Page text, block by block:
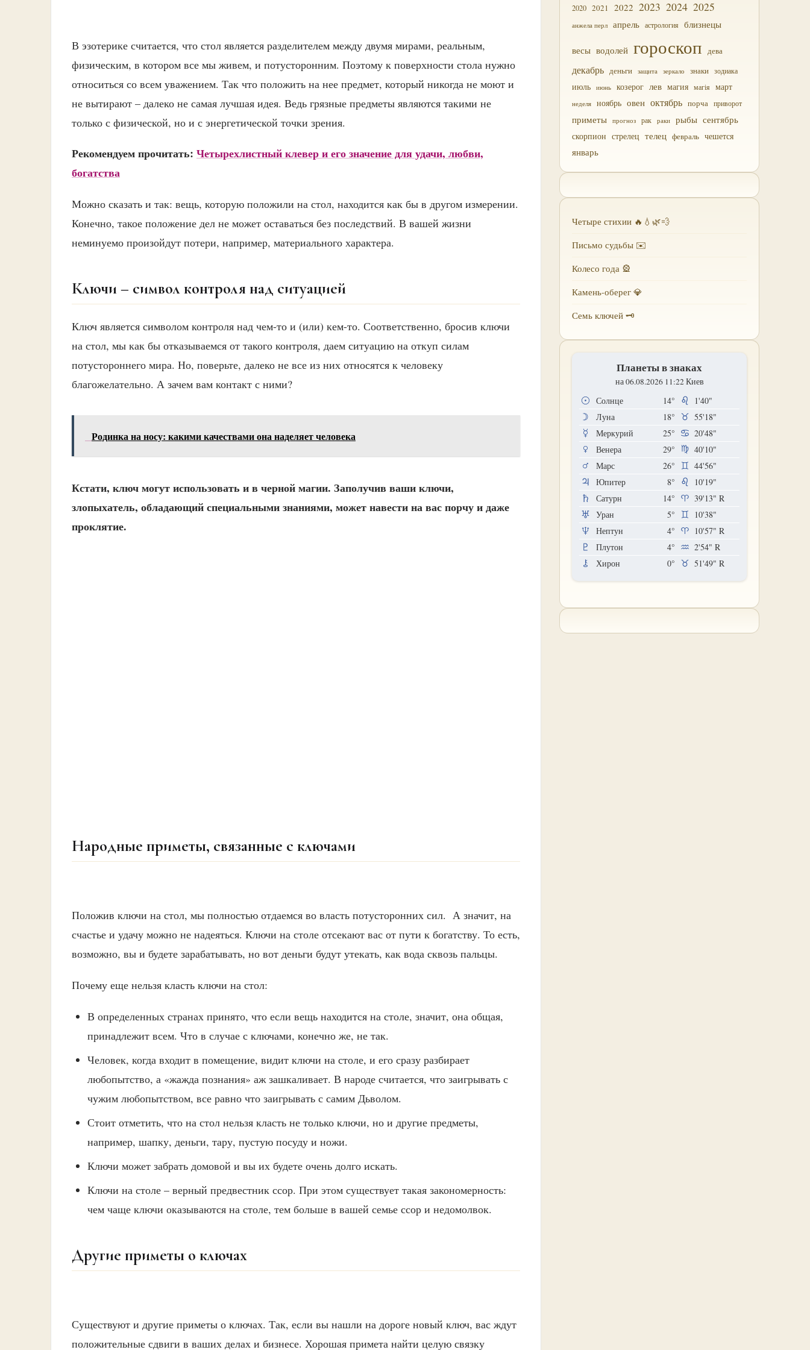
В эзотерике считается, что стол является разделителем между двумя мирами, реальным,
физическим, в котором все мы живем, и потусторонним. Поэтому к поверхности стола нужно
относиться со всем уважением. Так что положить на нее предмет, который никогда не моют и
не вытирают – далеко не самая лучшая идея. Ведь грязные предметы являются такими не
только с физической, но и с энергетической точки зрения.
Рекомендуем прочитать: Четырехлистный клевер и его значение для удачи, любви,
богатства
Можно сказать и так: вещь, которую положили на стол, находится как бы в другом измерении.
Конечно, такое положение дел не может оставаться без последствий. В вашей жизни
неминуемо произойдут потери, например, материального характера.
Ключи – символ контроля над ситуацией
Ключ является символом контроля над чем-то и (или) кем-то. Соответственно, бросив ключи
на стол, мы как бы отказываемся от такого контроля, даем ситуацию на откуп силам
потустороннего мира. Но, поверьте, далеко не все из них относятся к человеку
благожелательно. А зачем вам контакт с ними?
Родинка на носу: какими качествами она наделяет человека
Кстати, ключ могут использовать и в черной магии. Заполучив ваши ключи,
злопыхатель, обладающий специальными знаниями, может навести на вас порчу и даже
проклятие.
Народные приметы, связанные с ключами
Положив ключи на стол, мы полностью отдаемся во власть потусторонних сил. А значит, на
счастье и удачу можно не надеяться. Ключи на столе отсекают вас от пути к богатству. То есть,
возможно, вы и будете зарабатывать, но вот деньги будут утекать, как вода сквозь пальцы.
Почему еще нельзя класть ключи на стол:
В определенных странах принято, что если вещь находится на столе, значит, она общая,
принадлежит всем. Что в случае с ключами, конечно же, не так.
Человек, когда входит в помещение, видит ключи на столе, и его сразу разбирает
любопытство, а «жажда познания» аж зашкаливает. В народе считается, что заигрывать с
чужим любопытством, все равно что заигрывать с самим Дьволом.
Стоит отметить, что на стол нельзя класть не только ключи, но и другие предметы,
например, шапку, деньги, тару, пустую посуду и ножи.
Ключи может забрать домовой и вы их будете очень долго искать.
Ключи на столе – верный предвестник ссор. При этом существует такая закономерность:
чем чаще ключи оказываются на столе, тем больше в вашей семье ссор и недомолвок.
Другие приметы о ключах
Существуют и другие приметы о ключах. Так, если вы нашли на дороге новый ключ, вас ждут
положительные сдвиги в ваших делах и бизнесе. Хорошая примета найти целую связку
2020 2021 2022 2023 2024 2025
анжела перл апрель астрология близнецы
весы водолей гороскоп дева
декабрь деньги защита зеркало знаки зодиака
июль июнь козерог лев магия магія март
неделя ноябрь овен октябрь порча приворот
приметы прогноз рак раки рыбы сентябрь
скорпион стрелец телец февраль чешется
январь
Четыре стихии 🔥💧🌿💨
Письмо судьбы ✉️
Колесо года 🎡
Камень-оберег 💎
Семь ключей 🗝
Планеты в знаках
на 06.08.2026 11:22 Киев
Солнце 14°
1'40"
Луна
18°
55'18"
Меркурий
25°
20'48"
Венера
29°
40'10"
Марс
26°
44'56"
Юпитер
8°
10'19"
Сатурн
14° 39'13" R
Уран
5°
10'38"
Нептун
4° 10'57" R
Плутон
4° 2'54" R
Хирон
0° 51'49" R